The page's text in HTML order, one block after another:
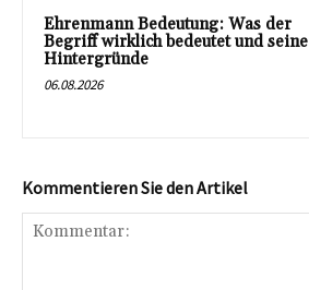
Ehrenmann Bedeutung: Was der
Begriff wirklich bedeutet und seine
Hintergründe
06.08.2026
Kommentieren Sie den Artikel